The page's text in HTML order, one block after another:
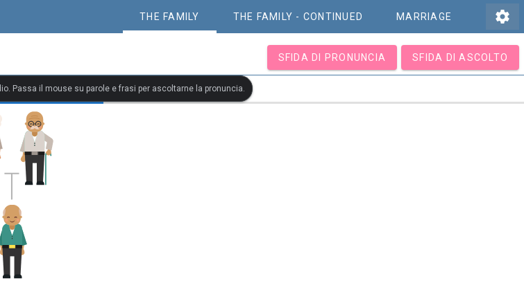
settings
THE FAMILY THE FAMILY - CONTINUED MARRIAGE
SFIDA DI PRONUNCIA SFIDA DI ASCOLTO
Passa il mouse su parole e frasi per ascoltarne la pronuncia.